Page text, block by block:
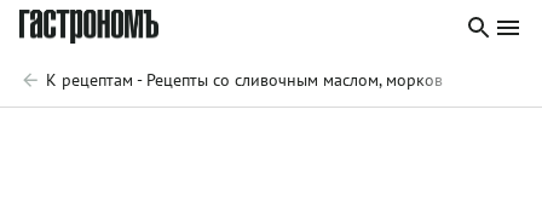
К рецептам - Рецепты со сливочным маслом, морковью и